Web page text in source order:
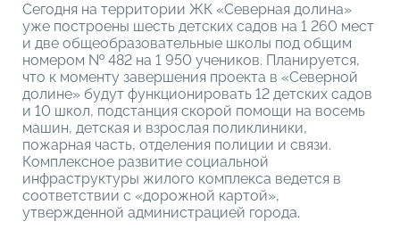
Сегодня на территории ЖК «Северная долина»
уже построены шесть детских садов на 1 260 мест
и две общеобразовательные школы под общим
номером № 482 на 1 950 учеников. Планируется,
что к моменту завершения проекта в «Северной
долине» будут функционировать 12 детских садов
и 10 школ, подстанция скорой помощи на восемь
машин, детская и взрослая поликлиники,
пожарная часть, отделения полиции и связи.
Комплексное развитие социальной
инфраструктуры жилого комплекса ведется в
соответствии с «дорожной картой»,
утвержденной администрацией города.